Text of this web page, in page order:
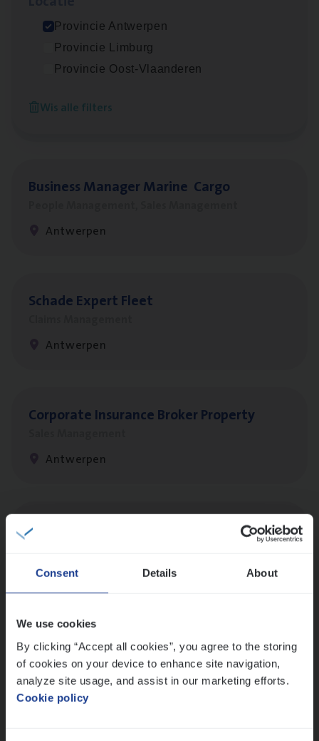
Consent Details About
We use cookies
By clicking “Accept all cookies”, you agree to the storing
of cookies on your device to enhance site navigation,
analyze site usage, and assist in our marketing efforts.
Cookie policy
Provincie Antwerpen
Provincie Limburg
Provincie Oost-Vlaanderen
Wis alle filters
(Agi­le)ITPro­ject Manager
Antwerpen
Busi­ness Mana­ger Mari­ne Cargo
Antwerpen
Scha­de Expert Fleet
Antwerpen
Cor­po­ra­te Insu­ran­ce Bro­ker Property
Antwerpen
Cus­to­mer Care Expert
Customer Services
Antwerpen
Insu­ran­ce Bro­kerKMO
Sales Management
Antwerpen